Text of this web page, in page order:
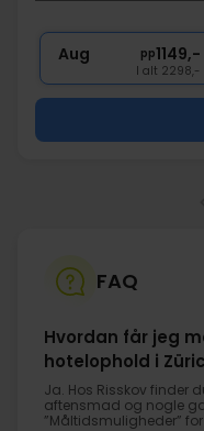
∞ Adgang til pool,
Aug pp1149,-
I alt 2298,-
FAQ
Hvordan får jeg
hotelophold i
Ja. Hos Risskov finder
aftensmad og nogle
”Måltidsmuligheder”